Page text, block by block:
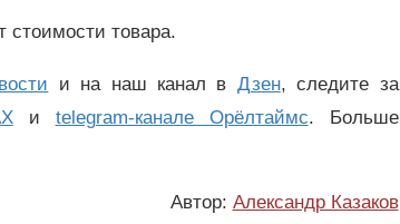
стоимости товара.
и на наш канал в Дзен, следите за
и telegram-канале Орёлтаймс. Больше
Автор: Александр Казаков